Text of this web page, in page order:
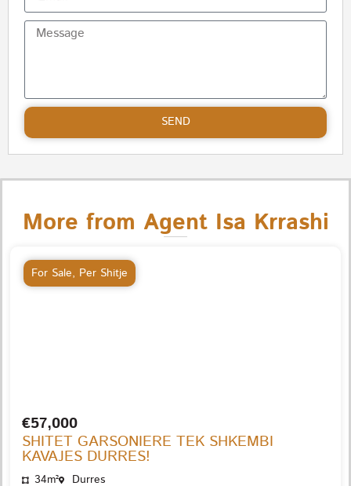
SEND
More from Agent Isa Krrashi
For Sale, Per Shitje
€57,000
SHITET GARSONIERE TEK SHKEMBI
KAVAJES DURRES!
34m² Durres